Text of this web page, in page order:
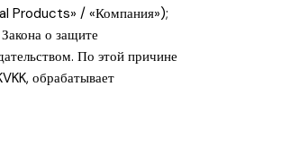
Products» / «Компания»);
о защите
По этой причине
обрабатывает